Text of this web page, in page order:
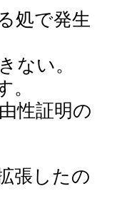
処で発生
ない。
。
性証明の
張したの